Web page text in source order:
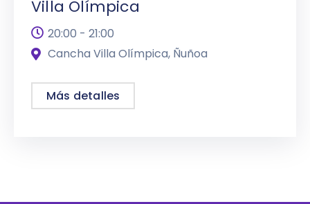
Villa Olímpica
20:00 - 21:00
Cancha Villa Olímpica, Ñuñoa
Más detalles